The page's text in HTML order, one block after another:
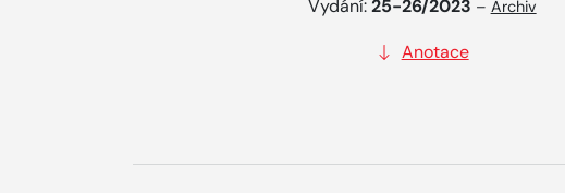
Vydání:25-26/2023 – Archiv
Anotace